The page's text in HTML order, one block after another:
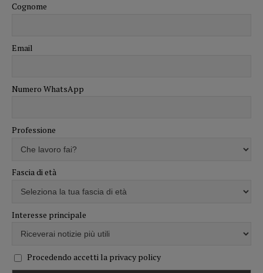
Cognome
Email
Numero WhatsApp
Professione
Fascia di età
Interesse principale
Procedendo accetti la privacy policy